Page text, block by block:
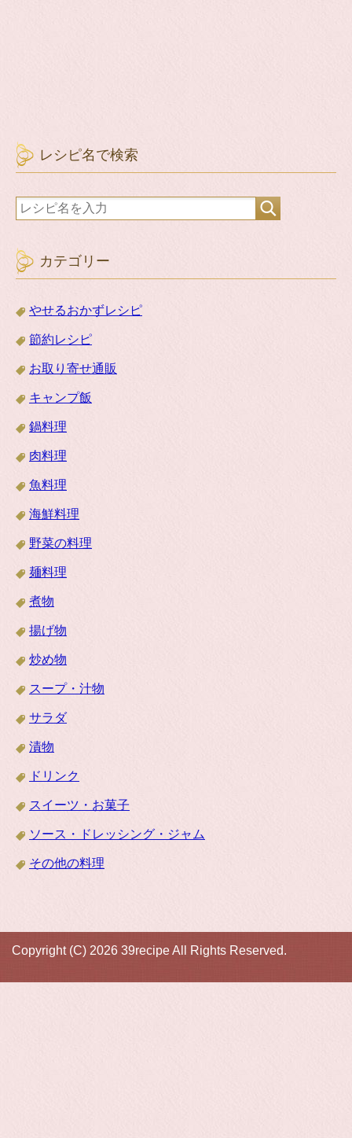
レシピ名で検索
カテゴリー
やせるおかずレシピ
節約レシピ
お取り寄せ通販
キャンプ飯
鍋料理
肉料理
魚料理
海鮮料理
野菜の料理
麺料理
煮物
揚げ物
炒め物
スープ・汁物
サラダ
漬物
ドリンク
スイーツ・お菓子
ソース・ドレッシング・ジャム
その他の料理
Copyright (C) 2026 39recipeAll Rights Reserved.